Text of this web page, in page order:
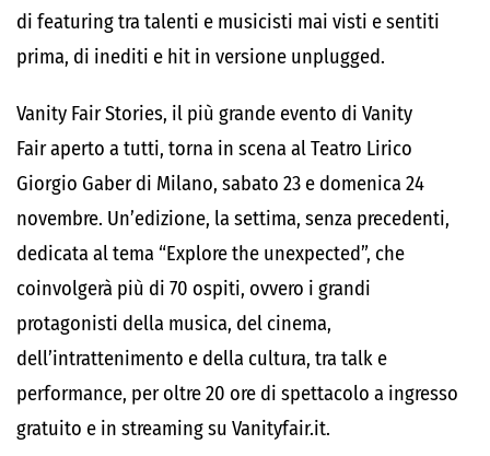
di featuring tra talenti e musicisti mai visti e sentiti
prima, di inediti e hit in versione unplugged.
Vanity Fair Stories, il più grande evento di Vanity
Fair aperto a tutti, torna in scena al Teatro Lirico
Giorgio Gaber di Milano, sabato 23 e domenica 24
novembre. Un’edizione, la settima, senza precedenti,
dedicata al tema “Explore the unexpected”, che
coinvolgerà più di 70 ospiti, ovvero i grandi
protagonisti della musica, del cinema,
dell’intrattenimento e della cultura, tra talk e
performance, per oltre 20 ore di spettacolo a ingresso
gratuito e in streaming su Vanityfair.it.